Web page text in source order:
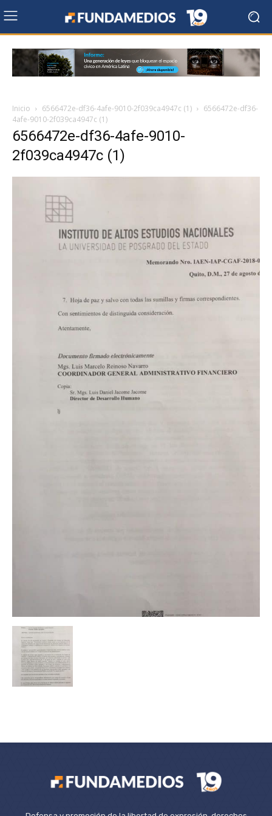
Inicio 6566472e-df36-4afe-9010-2f039ca4947c (1)
6566472e-df36-
4afe-9010-2f039ca4947c (1)
6566472e-df36-4afe-9010-
2f039ca4947c (1)